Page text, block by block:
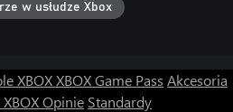
w usłudze Xbox
XBOXXBOX Game Pass Akcesoria
Opinie Standardy